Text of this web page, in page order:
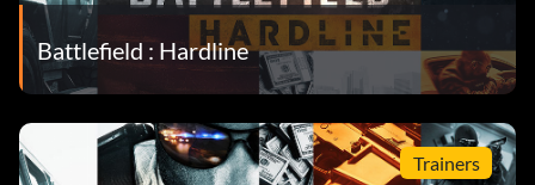
Battlefield : Hardline
Trainers